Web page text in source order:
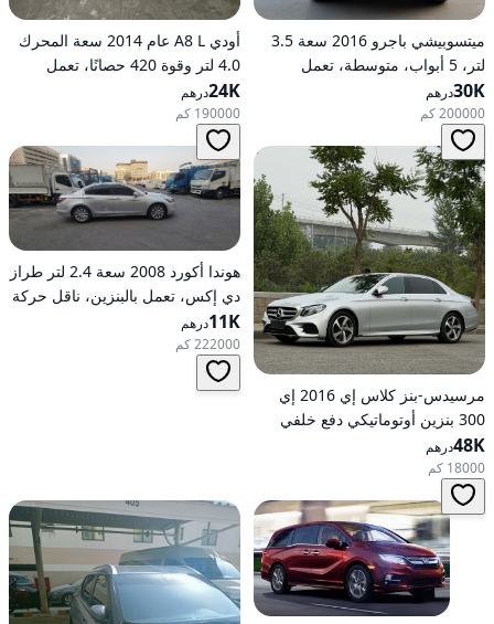
ميتسوبيشي باجرو 2016 سعة 3.5
لتر، 5 أبواب، متوسطة، تعمل
بالبنزين، أوتوماتيكية، دفع رباعي
30Kدرهم
200000 كم
أودي A8 L عام 2014 سعة المحرك
4.0 لتر وقوة 420 حصانًا، تعمل
بالبنزين، ناقل حركة أوتوماتيكي، دفع
كلي للعجلات
24Kدرهم
190000 كم
مرسيدس-بنز كلاس إي 2016 إي
300 بنزين أوتوماتيكي دفع خلفي
48Kدرهم
18000 كم
هوندا أكورد 2008 سعة 2.4 لتر طراز
دي إكس، تعمل بالبنزين، ناقل حركة
أوتوماتيكي، دفع أمامي
11Kدرهم
222000 كم